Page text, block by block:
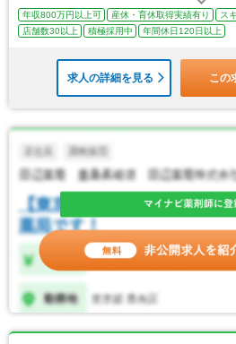
年収800万円以上可 産休・育休取得実績有り ス
店舗数30以上
積極採用中 年間休日120日以上
求人の詳細を見る この